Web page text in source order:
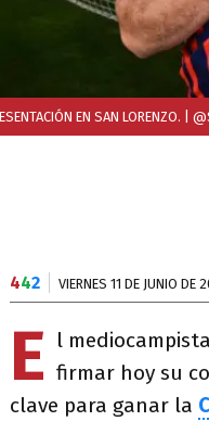
EN SAN LORENZO. |
442 VIERNES 11 DE JUNIO DE
E l mediocampista
firmar hoy su
clave para ganar la